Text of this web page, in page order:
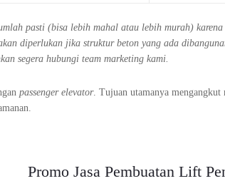
pasti (bisa lebih mahal atau lebih murah)
diperlukan jika struktur beton yang ada
segera hubungi team marketing kami.
passenger elevator. Tujuan utamanya mengangkut
Promo Jasa Pembuatan Lift